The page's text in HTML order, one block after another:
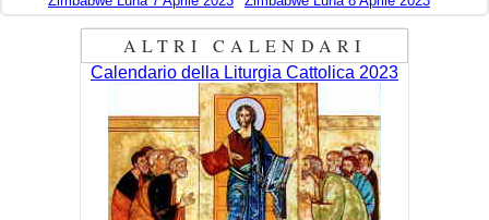
ALTRI CALENDARI
Calendario della Liturgia Cattolica 2023